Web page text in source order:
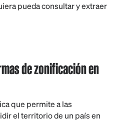
pueda consultar y extraer
de zonificación en
que permite a las
el territorio de un país en